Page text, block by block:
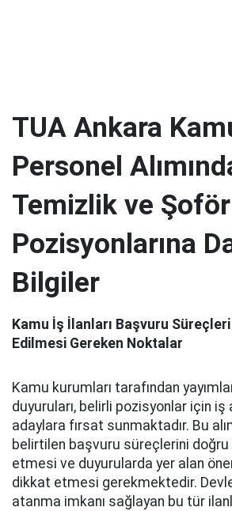
TUA Ankara
Personel
Temizlik ve Şoför
Pozisyonlarına
Bilgiler
Kamu İş İlanları Başvuru
Edilmesi Gereken Noktalar
Kamu kurumları tarafından
duyuruları, belirli pozisyonlar için iş
adaylara fırsat sunmaktadır. Bu
belirtilen başvuru süreçlerini
etmesi ve duyurularda yer alan
dikkat etmesi gerekmektedir.
atanma imkanı sağlayan bu tür